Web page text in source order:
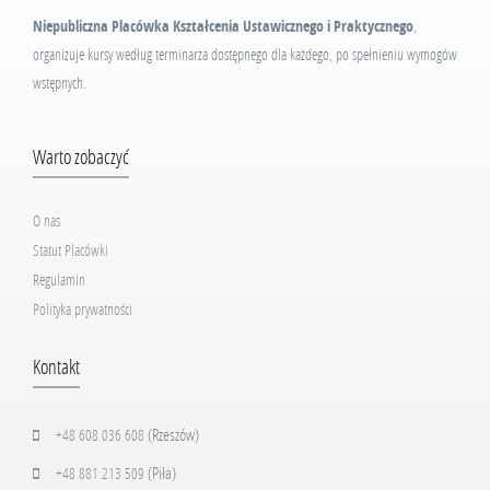
Niepubliczna Placówka Kształcenia Ustawicznego i Praktycznego
organizuje kursy według terminarza dostępnego dla każdego, po spełnieniu wymogów
wstępnych.
Warto zobaczyć
O nas
Statut Placówki
Regulamin
Polityka prywatności
Kontakt
+48 608 036 608 (Rzeszów)
+48 881 213 509 (Piła)